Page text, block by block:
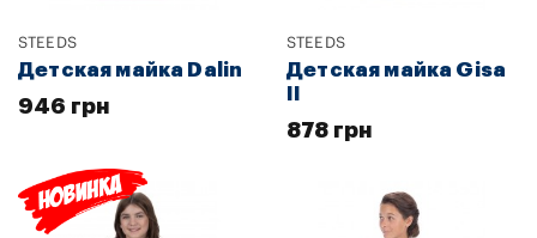
STEEDS
Детская майка Dalin
946 грн
STEEDS
Детская майка Gisa
878 грн